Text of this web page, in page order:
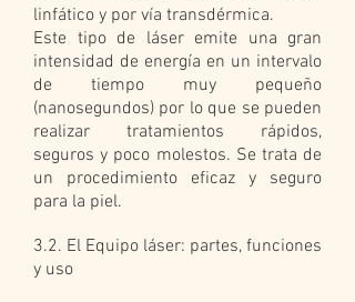
linfático y por vía transdérmica.
Este tipo de láser emite una gran
intensidad de energía en un intervalo
de tiempo muy pequeño
(nanosegundos) por lo que se pueden
realizar tratamientos rápidos,
seguros y poco molestos. Se trata de
un procedimiento eficaz y seguro
para la piel.
3.2. El Equipo láser: partes, funciones
y uso